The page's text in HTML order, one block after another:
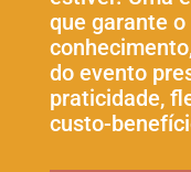
que garante
do evento
praticidade,
custo-